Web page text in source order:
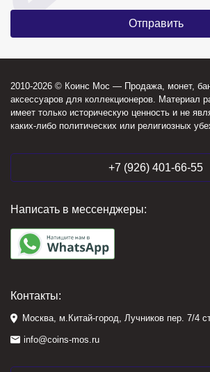
2010-2026 © Коинс Мос — Продажа, монет,
аксессуаров для коллекционеров. Материал
имеет только историческую ценность и не
каких-либо политических или религиозных
+7 (926) 401-66-55
Написать в мессенджеры:
Контакты:
Москва, м.Китай-город, Лучников пер. 7/4
info@coins-mos.ru